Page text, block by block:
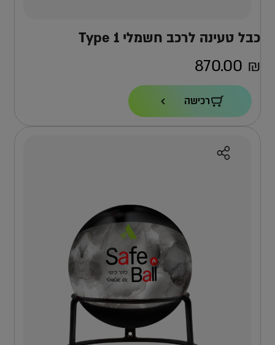
כבל טעינה לרכב חשמלי Type 1
870.00 ₪
רכישה